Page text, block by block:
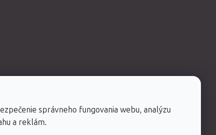
správneho fungovania webu, analýzu
a reklám.